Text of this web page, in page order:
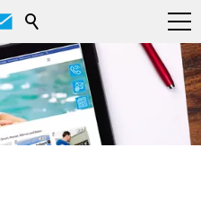
Suchbegriff